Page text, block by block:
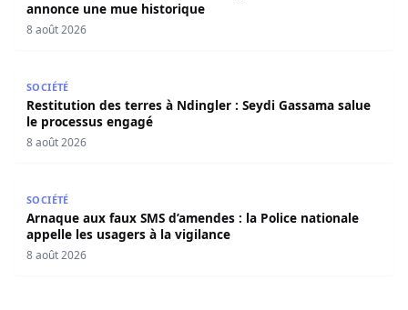
annonce une mue historique
8 août 2026
SOCIÉTÉ
Restitution des terres à Ndingler : Seydi Gassama salue
le processus engagé
8 août 2026
SOCIÉTÉ
Arnaque aux faux SMS d’amendes : la Police nationale
appelle les usagers à la vigilance
8 août 2026